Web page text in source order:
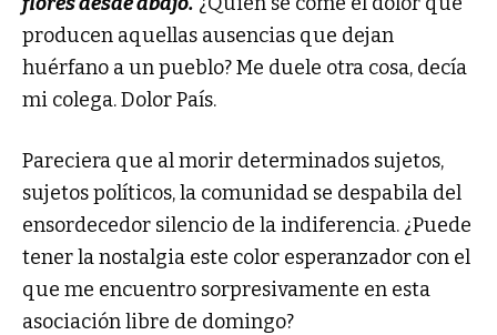
producen aquellas ausencias que dejan
huérfano a un pueblo? Me duele otra cosa, decía
mi colega. Dolor País.
Pareciera que al morir determinados sujetos,
sujetos políticos, la comunidad se despabila del
ensordecedor silencio de la indiferencia. ¿Puede
tener la nostalgia este color esperanzador con el
que me encuentro sorpresivamente en esta
asociación libre de domingo?